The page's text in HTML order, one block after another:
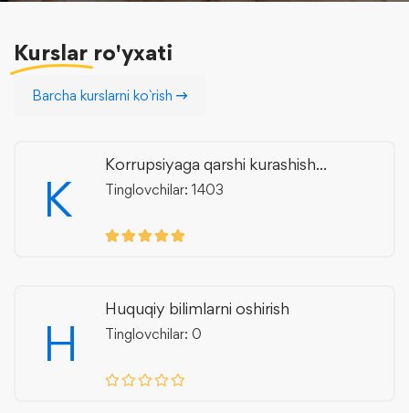
Kurslar ro'yxati
Barcha kurslarni ko`rish
K
Korrupsiyaga qarshi kurashish...
Tinglovchilar: 1403
H
Huquqiy bilimlarni oshirish
Tinglovchilar: 0